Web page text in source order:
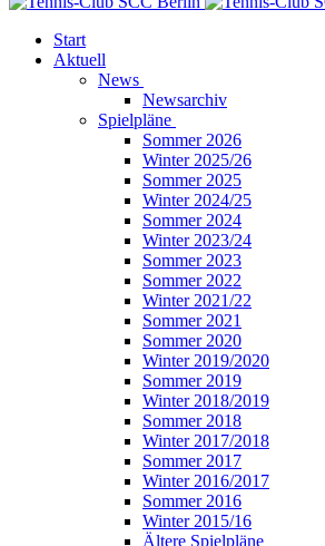
Start
Aktuell
News
Newsarchiv
Spielpläne
Sommer 2026
Winter 2025/26
Sommer 2025
Winter 2024/25
Sommer 2024
Winter 2023/24
Sommer 2023
Sommer 2022
Winter 2021/22
Sommer 2021
Sommer 2020
Winter 2019/2020
Sommer 2019
Winter 2018/2019
Sommer 2018
Winter 2017/2018
Sommer 2017
Winter 2016/2017
Sommer 2016
Winter 2015/16
Ältere Spielpläne